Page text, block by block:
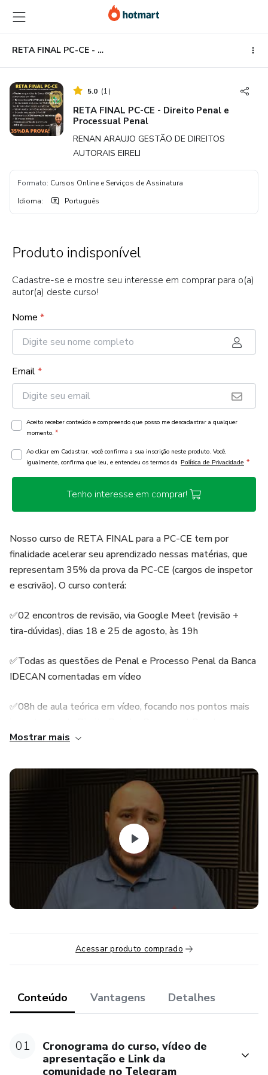
para
o
conteúdo
principal
para
o
pagamento
para
o
rodapé
RETA FINAL PC-CE - Direito Penal e Processual Penal
5.0 (1)
RETA FINAL PC-CE - Direito Penal e
Processual Penal
RENAN ARAUJO GESTÃO DE DIREITOS
AUTORAIS EIRELI
Formato: Cursos Online e Serviços de Assinatura
Idioma: Português
Produto indisponível
Cadastre-se e mostre seu interesse em comprar para o(a)
autor(a) deste curso!
Nome *
Email*
Aceito receber conteúdo e compreendo que posso me descadastrar a qualquer
momento. *
Ao clicar em Cadastrar, você confirma a sua inscrição neste produto. Você,
igualmente, confirma que leu, e entendeu os termos da Política de Privacidade *
Tenho interesse em comprar!
Nosso curso de RETA FINAL para a PC-CE tem por
finalidade acelerar seu aprendizado nessas matérias, que
representam 35% da prova da PC-CE (cargos de inspetor
e escrivão). O curso conterá:
✅02 encontros de revisão, via Google Meet (revisão +
tira-dúvidas), dias 18 e 25 de agosto, às 19h
✅Todas as questões de Penal e Processo Penal da Banca
IDECAN comentadas em vídeo
✅08h de aula teórica em vídeo, focando nos pontos mais
(Resumos teóricos com questões)
✅E-book com todas as questões de penal e processo
penal da Banca IDECAN comentadas por escrito
✅E-books (resumo) de Direito Penal e Direito Processual
✅30 mapas mentais
✅Comunidade no TELEGRAM para tira-dúvidas com o
professor
✅12 simulados de 15 questões cada
✅ 03 discursivas COM correção individual (04 questões
✅Acesso ao conteúdo por 01 ano
✅BÔNUS: Mais 01 ano de acesso ao material
Mostrar mais
Acessar produto comprado
Conteúdo Vantagens Detalhes
01
Cronograma do curso, vídeo de
apresentação e Link da
comunidade no Telegram